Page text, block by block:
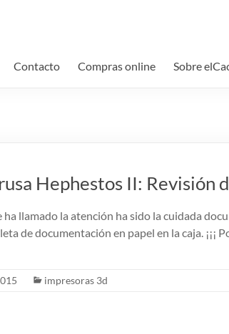
Contacto Compras online Sobre
Hephestos II: Revisión
ha llamado la atención ha sido la cuidada
de documentación en papel en la caja. ¡¡¡
impresoras 3d